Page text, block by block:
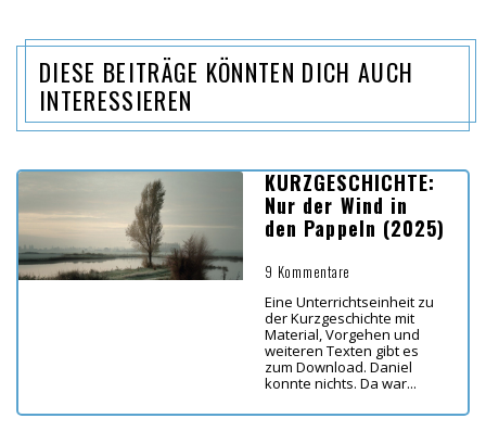
DIESE BEITRÄGE KÖNNTEN DICH AUCH
INTERESSIEREN
KURZGESCHICHTE:
Nur der Wind in
den Pappeln (2025)
9 Kommentare
Eine Unterrichtseinheit zu
der Kurzgeschichte mit
Material, Vorgehen und
weiteren Texten gibt es
zum Download. Daniel
konnte nichts. Da war...